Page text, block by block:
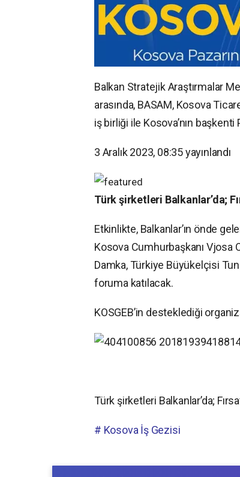
Balkan Stratejik Araştırmalar
arasında, BASAM, Kosova
iş birliği ile Kosova’nın
3 Aralık 2023, 08:35yayınlandı
Türk şirketleri Balkanlar’da;
Etkinlikte, Balkanlar’ın önde
Kosova Cumhurbaşkanı Vjosa
Damka, Türkiye Büyükelçisi
foruma katılacak.
KOSGEB’in desteklediği
Türk şirketleri Balkanlar’da;
# Kosova İş Gezisi